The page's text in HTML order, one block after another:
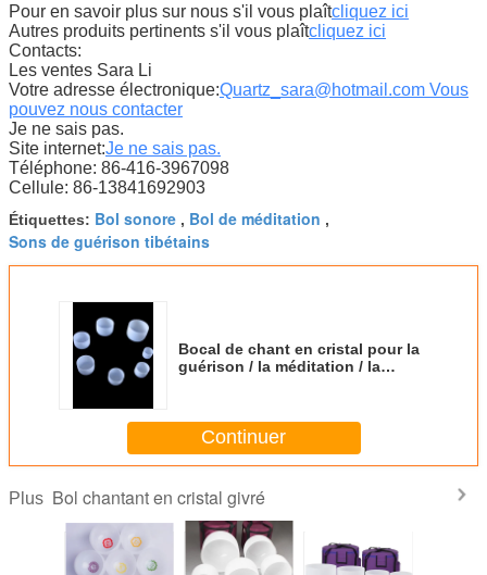
Pour en savoir plus sur nous s'il vous plaîtcliquez ici
Autres produits pertinents s'il vous plaîtcliquez ici
Contacts:
Les ventes Sara Li
Votre adresse électronique:Quartz_sara@hotmail.com Vous
pouvez nous contacter
Je ne sais pas.
Site internet:Je ne sais pas.
Téléphone: 86-416-3967098
Cellule: 86-13841692903
Étiquettes: Bol sonore , Bol de méditation ,
Sons de guérison tibétains
Bocal de chant en cristal pour la
guérison / la méditation / la
Continuer
Plus Bol chantant en cristal givré